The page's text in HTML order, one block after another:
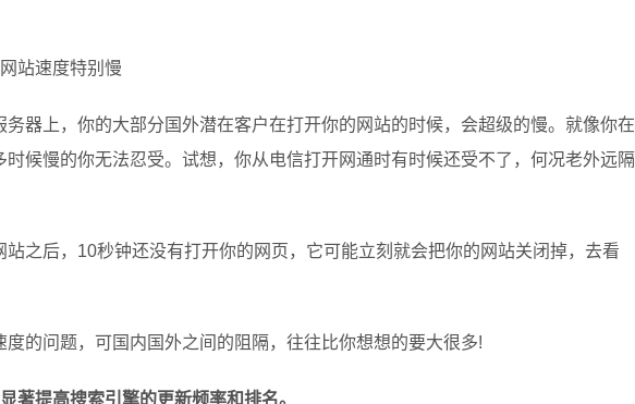
站速度特别慢
器上，你的大部分国外潜在客户在打开你的网站的时候，会超级的慢。就像你在
时候慢的你无法忍受。试想，你从电信打开网通时有时候还受不了，何况老外远隔
之后，10秒钟还没有打开你的网页，它可能立刻就会把你的网站关闭掉，去看
的问题，可国内国外之间的阻隔，往往比你想想的要大很多!
著提高搜索引擎的更新频率和排名。